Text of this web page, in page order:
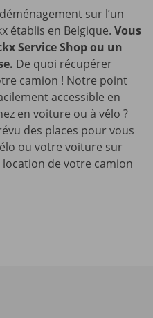
sur l’un
établis en Belgique. Vous
Service Shop ou un
De quoi récupérer
camion ! Notre point
accessible en
en voiture ou à vélo ?
des places pour vous
ou votre voiture sur
de votre camion